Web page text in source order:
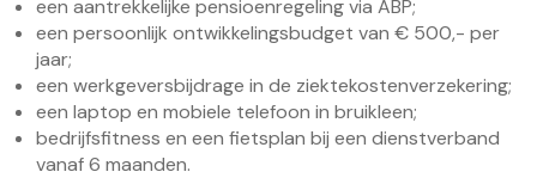
een aantrekkelijke pensioenregeling via ABP;
een persoonlijk ontwikkelingsbudget van € 500,- per
jaar;
een werkgeversbijdrage in de ziektekostenverzekering;
een laptop en mobiele telefoon in bruikleen;
bedrijfsfitness en een fietsplan bij een dienstverband
vanaf 6 maanden.